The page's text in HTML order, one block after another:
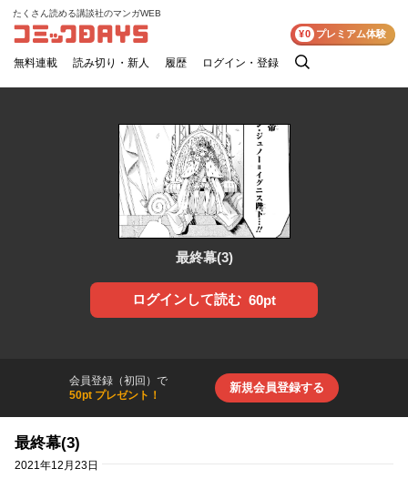
コミックDAYS
たくさん読める講談社のマンガWEB
無料連載 読み切り・新人 履歴 ログイン・登録
検
¥0 プレミアム体験
最終幕(3)
ログインして読む 60pt
会員登録（初回）で
50pt プレゼント！
新規会員登録する
最終幕(3)
2021年12月23日